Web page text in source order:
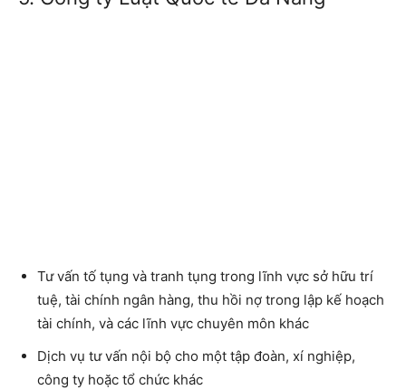
Tư vấn tố tụng và tranh tụng trong lĩnh vực sở hữu trí
tuệ, tài chính ngân hàng, thu hồi nợ trong lập kế hoạch
tài chính, và các lĩnh vực chuyên môn khác
Dịch vụ tư vấn nội bộ cho một tập đoàn, xí nghiệp,
công ty hoặc tổ chức khác